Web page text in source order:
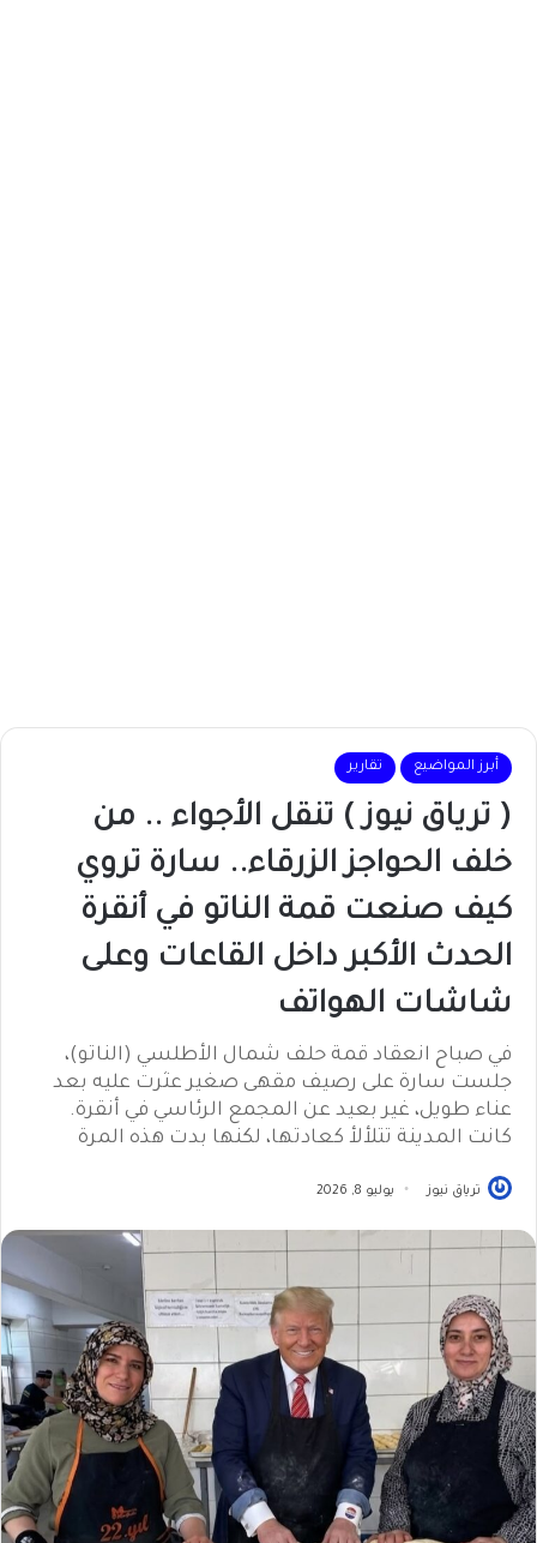
أبرز المواضيع تقارير
( ترياق نيوز ) تنقل الأجواء .. من
خلف الحواجز الزرقاء.. سارة تروي
كيف صنعت قمة الناتو في أنقرة
الحدث الأكبر داخل القاعات وعلى
شاشات الهواتف
في صباح انعقاد قمة حلف شمال الأطلسي (الناتو)،
جلست سارة على رصيف مقهى صغير عثرت عليه بعد
عناء طويل، غير بعيد عن المجمع الرئاسي في أنقرة.
كانت المدينة تتلألأ كعادتها، لكنها بدت هذه المرة
ترياق نيوز يوليو 8, 2026